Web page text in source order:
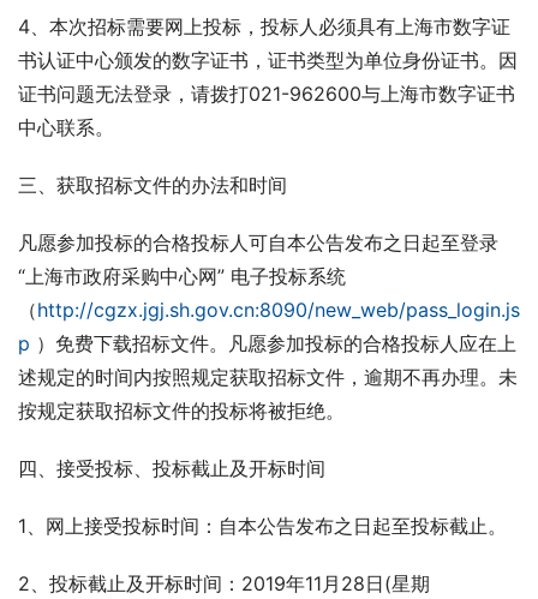
4、本次招标需要网上投标，投标人必须具有上海市数字证
书认证中心颁发的数字证书，证书类型为单位身份证书。因
证书问题无法登录，请拨打021-962600与上海市数字证书
中心联系。
三、获取招标文件的办法和时间
凡愿参加投标的合格投标人可自本公告发布之日起至登录
“上海市政府采购中心网” 电子投标系统
（http://cgzx.jgj.sh.gov.cn:8090/new_web/pass_login.js
p ）免费下载招标文件。凡愿参加投标的合格投标人应在上
述规定的时间内按照规定获取招标文件，逾期不再办理。未
按规定获取招标文件的投标将被拒绝。
四、接受投标、投标截止及开标时间
1、网上接受投标时间：自本公告发布之日起至投标截止。
2、投标截止及开标时间：2019年11月28日(星期